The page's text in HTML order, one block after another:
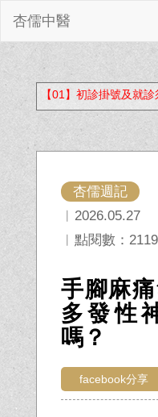
杏儒中醫
【01】初診掛號及就診
杏儒週記
︱2026.05.27
︱點閱數：2119
手腳麻
多發性
嗎？
facebook分享